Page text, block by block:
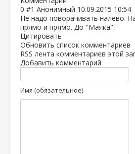
0 #1 Анонимный 10.09.2015 10:54
Не надо поворачивать налево.
прямо и прямо. До "Маяка".
Цитировать
Обновить список комментариев
RSS лента комментариев этой
Добавить комментарий
Имя (обязательное)